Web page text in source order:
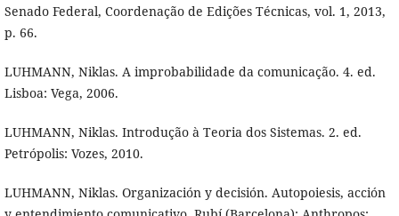
Senado Federal, Coordenação de Edições Técnicas, vol. 1, 2013,
p. 66.
LUHMANN, Niklas. A improbabilidade da comunicação. 4. ed.
Lisboa: Vega, 2006.
LUHMANN, Niklas. Introdução à Teoria dos Sistemas. 2. ed.
Petrópolis: Vozes, 2010.
LUHMANN, Niklas. Organización y decisión. Autopoiesis, acción